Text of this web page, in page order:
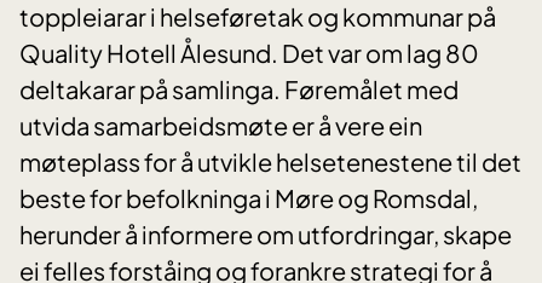
toppleiarar i helseføretak og kommunar på
Quality Hotell Ålesund. Det var om lag 80
deltakarar på samlinga. Føremålet med
utvida samarbeidsmøte er å vere ein
møteplass for å utvikle helsetenestene til det
beste for befolkninga i Møre og Romsdal,
herunder å informere om utfordringar, skape
ei felles forståing og forankre strategi for å